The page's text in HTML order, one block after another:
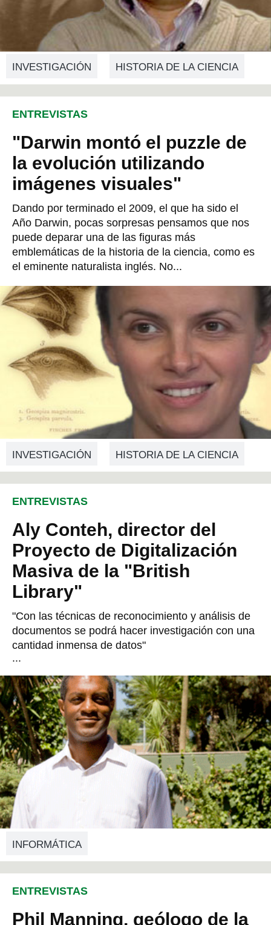
INVESTIGACIÓN HISTORIA DE LA CIENCIA
ENTREVISTAS
"Darwin montó el puzzle de
la evolución utilizando
imágenes visuales"
Dando por terminado el 2009, el que ha sido el
Año Darwin, pocas sorpresas pensamos que nos
puede deparar una de las figuras más
emblemáticas de la historia de la ciencia, como es
el eminente naturalista inglés. No...
INVESTIGACIÓN HISTORIA DE LA CIENCIA
ENTREVISTAS
Aly Conteh, director del
Proyecto de Digitalización
Masiva de la "British
Library"
"Con las técnicas de reconocimiento y análisis de
documentos se podrá hacer investigación con una
cantidad inmensa de datos"
...
INFORMÁTICA
ENTREVISTAS
Phil Manning, geólogo de la